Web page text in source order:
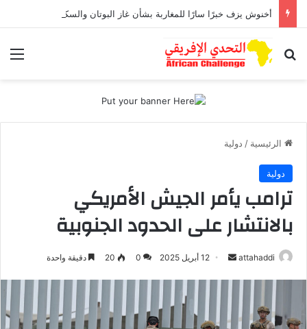
أخنوش يزف خبرًا سارًا للمغاربة بشأن غاز البوتان والسكر والدقيق
بحث عن
الرئيسية / دولية
دولية
ترامب يأمر الجيش الأمريكي
بالانتشار على الحدود الجنوبية
attahaddi
ب
12 أبريل 2025 0
20 دقيقة واحدة